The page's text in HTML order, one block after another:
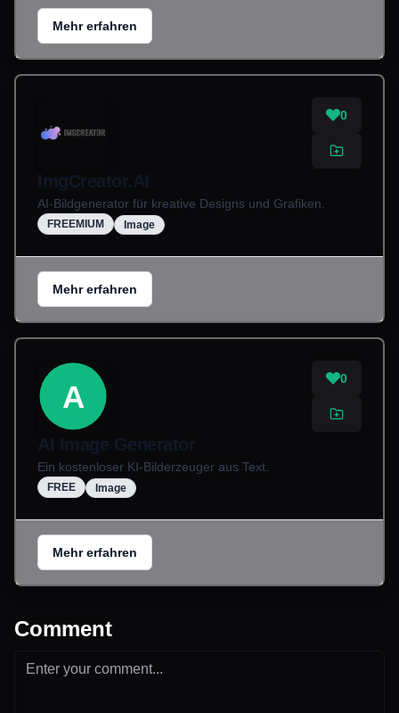
Mehr erfahren
0
ImgCreator.AI
AI-Bildgenerator für kreative Designs und Grafiken.
FREEMIUM Image
Mehr erfahren
A
0
AI Image Generator
Ein kostenloser KI-Bilderzeuger aus Text.
FREE Image
Mehr erfahren
Comment